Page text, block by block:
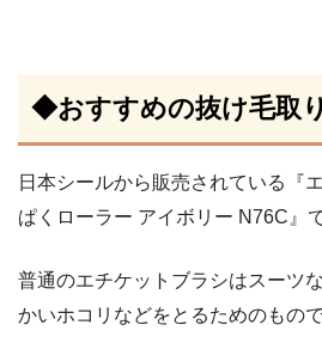
◆おすすめの抜け毛取
日本シールから販売されている『
ぱくローラー アイボリー N76C』で
普通のエチケットブラシはスーツ
かいホコリなどをとるためのもの